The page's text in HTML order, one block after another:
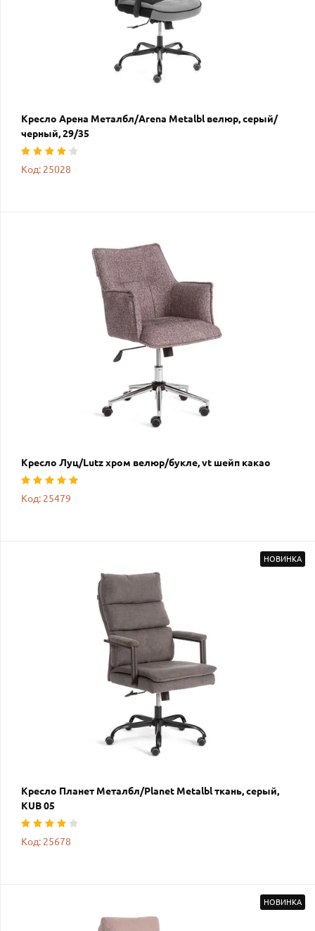
Кресло Арена Металбл/Arena Metalbl велюр, серый/
черный, 29/35
Код: 25028
Кресло Луц/Lutz хром велюр/букле, vt шейп какао
Код: 25479
НОВИНКА
Кресло Планет Металбл/Planet Metalbl ткань, серый,
KUB 05
Код: 25678
НОВИНКА